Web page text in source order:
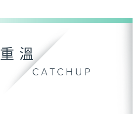
重溫
CATCHUP